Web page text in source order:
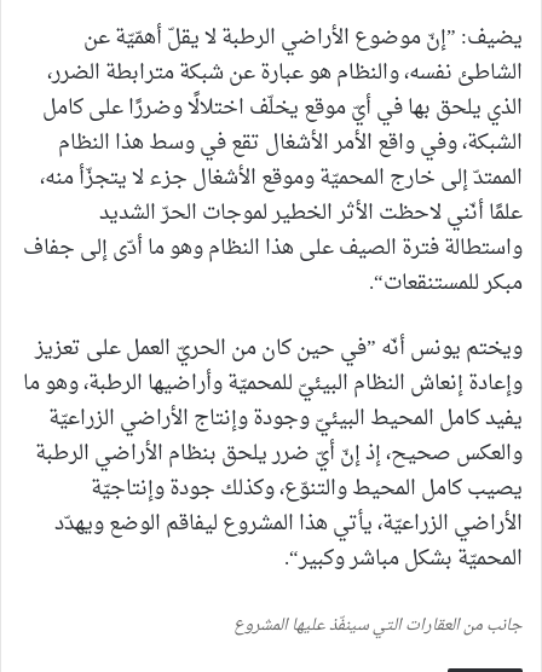
يضيف: ”إنّ موضوع الأراضي الرطبة لا يقلّ أهمّيّة عن
الشاطئ نفسه، والنظام هو عبارة عن شبكة مترابطة الضرر،
الذي يلحق بها في أيّ موقع يخلّف اختلالًا وضررًا على كامل
الشبكة، وفي واقع الأمر الأشغال تقع في وسط هذا النظام
الممتدّ إلى خارج المحميّة وموقع الأشغال جزء لا يتجزّأ منه،
علمًا أنّني لاحظت الأثر الخطير لموجات الحرّ الشديد
واستطالة فترة الصيف على هذا النظام وهو ما أدّى إلى جفاف
مبكر للمستنقعات“.
ويختم يونس أنّه ”في حين كان من الحريّ العمل على تعزيز
وإعادة إنعاش النظام البيئيّ للمحميّة وأراضيها الرطبة، وهو ما
يفيد كامل المحيط البيئيّ وجودة وإنتاج الأراضي الزراعيّة
والعكس صحيح، إذ إنّ أيّ ضرر يلحق بنظام الأراضي الرطبة
يصيب كامل المحيط والتنوّع، وكذلك جودة وإنتاجيّة
الأراضي الزراعيّة، يأتي هذا المشروع ليفاقم الوضع ويهدّد
المحميّة بشكل مباشر وكبير“.
جانب من العقارات التي سينفّذ عليها المشروع